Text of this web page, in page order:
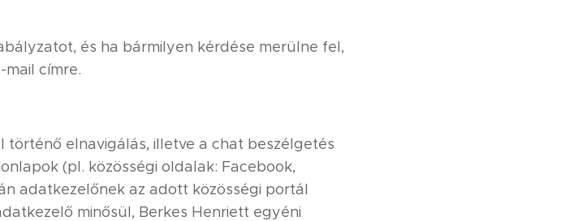
és ha bármilyen kérdése merülne fel,
mail címre.
elnavigálás, illetve a chat beszélgetés
(pl. közösségi oldalak: Facebook,
adatkezelőnek az adott közösségi portál
minősül, Berkes Henriett egyéni